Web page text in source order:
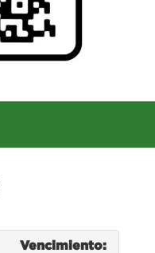
Vencimiento: